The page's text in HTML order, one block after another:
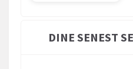
DINE SENEST